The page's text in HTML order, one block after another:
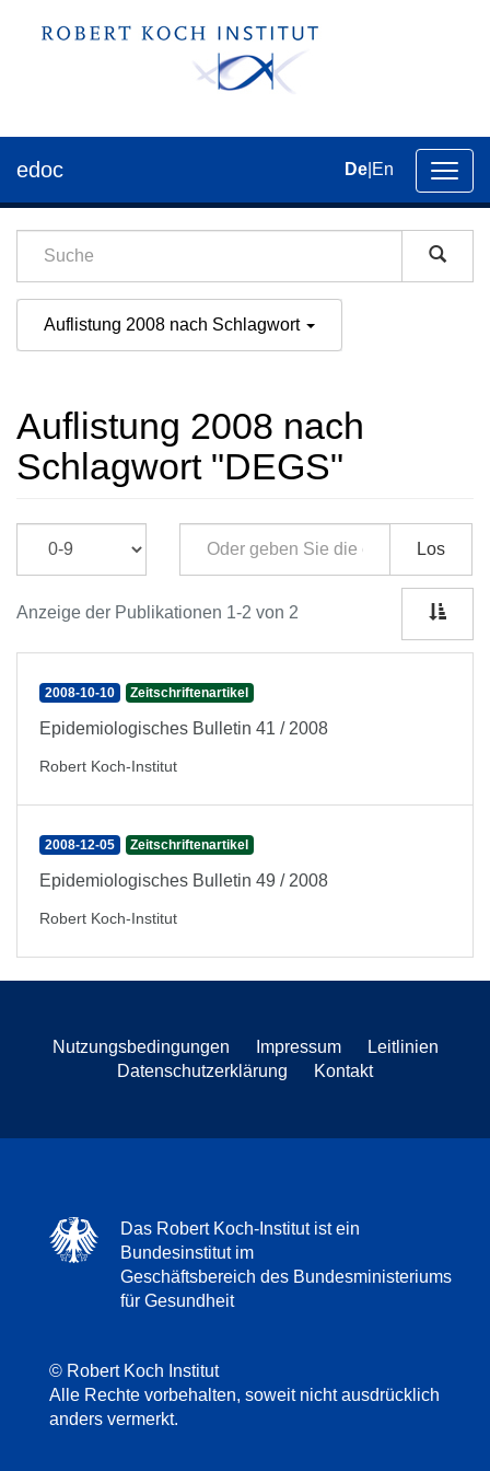
der
edoc De En
Auflistung 2008 nach Schlagwort
Auflistung 2008 nach
Schlagwort "DEGS"
Los
Anzeige der Publikationen 1-2 von 2
2008-10-10 Zeitschriftenartikel
Epidemiologisches Bulletin 41 / 2008
Robert Koch-Institut
2008-12-05 Zeitschriftenartikel
Epidemiologisches Bulletin 49 / 2008
Robert Koch-Institut
Nutzungsbedingungen Impressum
Leitlinien
Datenschutzerklärung
Kontakt
Das Robert Koch-Institut ist ein
Bundesinstitut im
Geschäftsbereich des Bundesministeriums
für Gesundheit
© Robert Koch Institut
Alle Rechte vorbehalten, soweit nicht ausdrücklich
anders vermerkt.